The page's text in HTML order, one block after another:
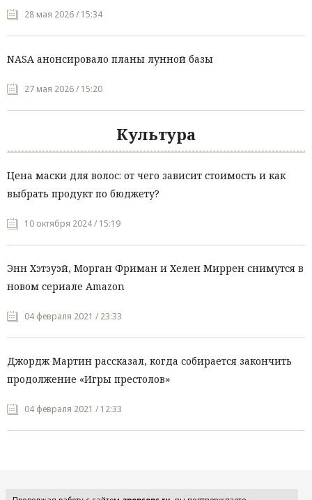
28 мая 2026 / 15:34
NASA анонсировало планы лунной базы
27 мая 2026 / 15:20
Культура
Цена маски для волос: от чего зависит стоимость и как
выбрать продукт по бюджету?
10 октября 2024 / 15:19
Энн Хэтэуэй, Морган Фриман и Хелен Миррен снимутся в
новом сериале Amazon
04 февраля 2021 / 23:33
Джордж Мартин рассказал, когда собирается закончить
продолжение «Игры престолов»
04 февраля 2021 / 12:33